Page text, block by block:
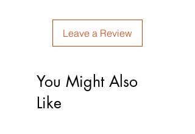
Leave a Review
You Might Also
Like